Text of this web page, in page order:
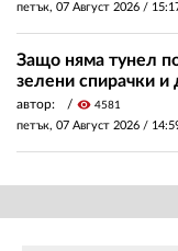
петък, 07 Август 2026 /
Защо няма тунел
зелени спирачки и
автор: visibility 4581
петък, 07 Август 2026 /